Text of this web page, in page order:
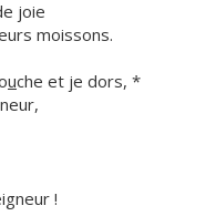
joie
moissons.
uche et je dors, *
!